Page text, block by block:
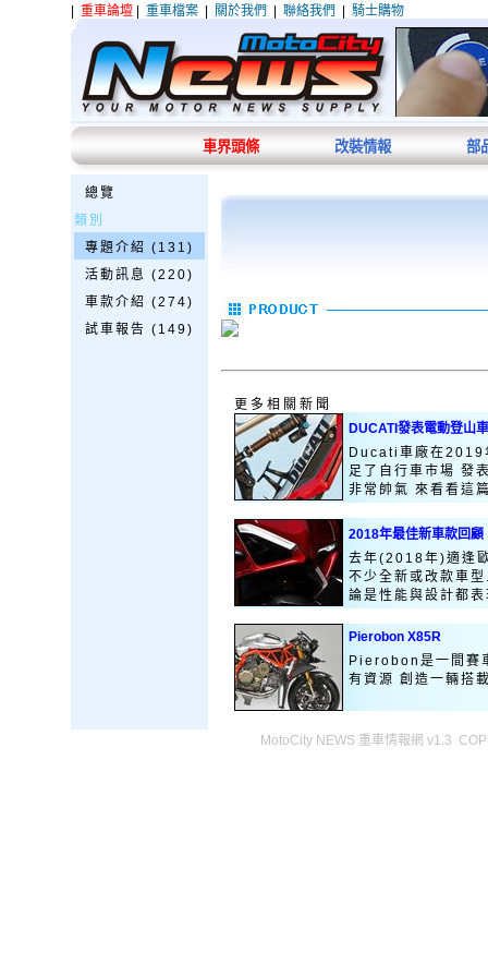
重車論壇 重車檔案 關於我們 聯絡我們 騎士購物
車界頭條 改裝情報 部
總覽
類別
專題介紹 (131)
活動訊息 (220)
車款介紹 (274)
試車報告 (149)
更多相關新聞
DUCATI發表電動登山車
Ducati車廠在2019
足了自行車市場 發
非常帥氣 來看看這
2018年最佳新車款回顧
去年(2018年)適逢
不少全新或改款車
論是性能與設計都
Pierobon X85R
Pierobon是一間賽
有資源 創造一輛搭
MotoCity NEWS 重車情報網 v1.3